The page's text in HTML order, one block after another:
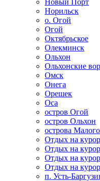
Новый Порт
Норильск
о. Огой
Огой
Октябрьское
Олекминск
Ольхон
Ольхонские
Омск
Онега
Орешек
Оса
остров Огой
остров Ольхон
острова
Отдых на
Отдых на
Отдых на
Отдых на
п. Усть-